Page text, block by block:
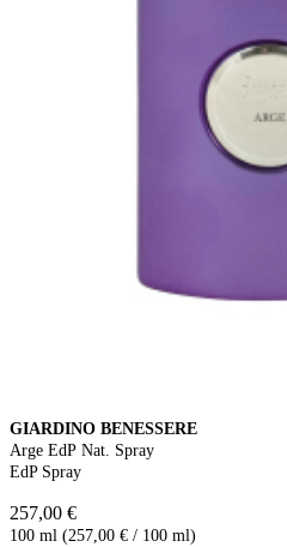
GIARDINO BENESSERE
Arge EdP Nat. Spray
EdP Spray
257,00 €
100 ml (257,00 € / 100 ml)